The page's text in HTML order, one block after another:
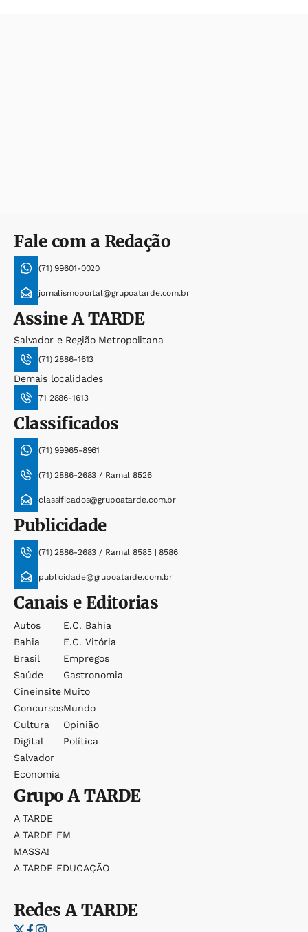
Fale com a Redação
(71) 99601-0020
jornalismoportal@grupoatarde.com.br
AssineA TARDE
Salvador e Região Metropolitana
(71) 2886-1613
Demais localidades
71 2886-1613
Classificados
(71) 99965-8961
(71) 2886-2683 / Ramal 8526
classificados@grupoatarde.com.br
Publicidade
(71) 2886-2683 / Ramal 8585 | 8586
publicidade@grupoatarde.com.br
Canais e Editorias
Autos
Bahia
Brasil
Saúde
Cineinsite
Concursos
Cultura
Digital
Salvador
Economia
E.c. Bahia
E.c. Vitória
Empregos
Gastronomia
Muito
Mundo
Opinião
Política
GrupoA TARDE
A TARDE
A TARDE FM
MASSA!
A TARDE EDUCAÇÃO
RedesA TARDE